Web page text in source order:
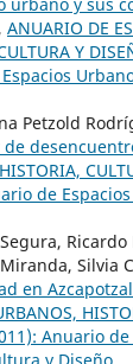
, ANUARIO DE
Y
Petzold
de
Silvia
en
Anuario
y Diseño